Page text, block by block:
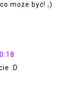
może być! ;)
:D